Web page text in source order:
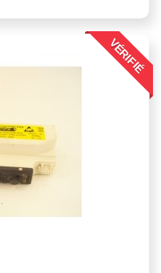
VÉRIFIÉ